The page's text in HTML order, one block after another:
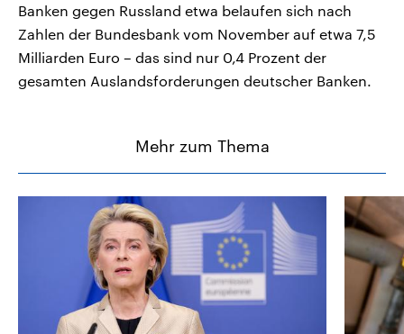
Banken gegen Russland etwa belaufen sich nach
Zahlen der Bundesbank vom November auf etwa 7,5
Milliarden Euro – das sind nur 0,4 Prozent der
gesamten Auslandsforderungen deutscher Banken.
Mehr zum Thema